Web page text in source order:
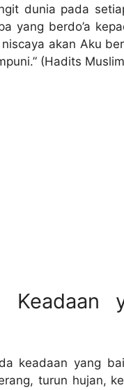
dunia pada
yang berdo’a
akan Aku
(Hadits
keadaan yang
turun hujan,